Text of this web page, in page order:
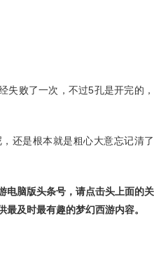
失败了一次，不过5孔是开完的，
还是根本就是粗心大意忘记清了
电脑版头条号，请点击头上面的关
及时最有趣的梦幻西游内容。